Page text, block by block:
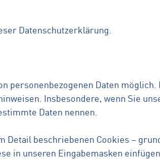
Datenschutzerklärung.
personenbezogenen Daten
Insbesondere, wenn Sie
Daten nennen.
Detail beschriebenen Cookies –
in unseren Eingabemasken